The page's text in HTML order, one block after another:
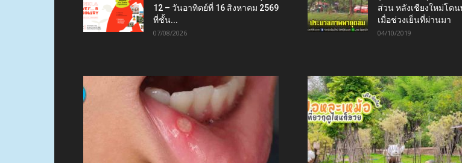
12 – วันอาทิตย์ที่ 16 สิงหาคม 2569
ที่ชั้น...
07/08/2026
ส่วน หลังเชียงใหม่โด
เมื่อช่วงเย็นที่ผ่านมา
04/10/2019